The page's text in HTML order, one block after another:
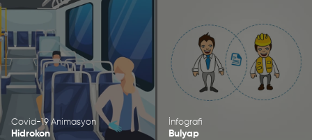
Covid-19 Animasyon
Hidrokon
İnfografi
Bulyap